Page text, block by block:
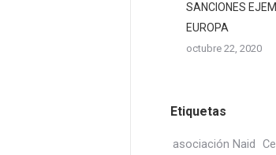
SANCIONES
EUROPA
octubre 22, 2020
Etiquetas
asociación Naid